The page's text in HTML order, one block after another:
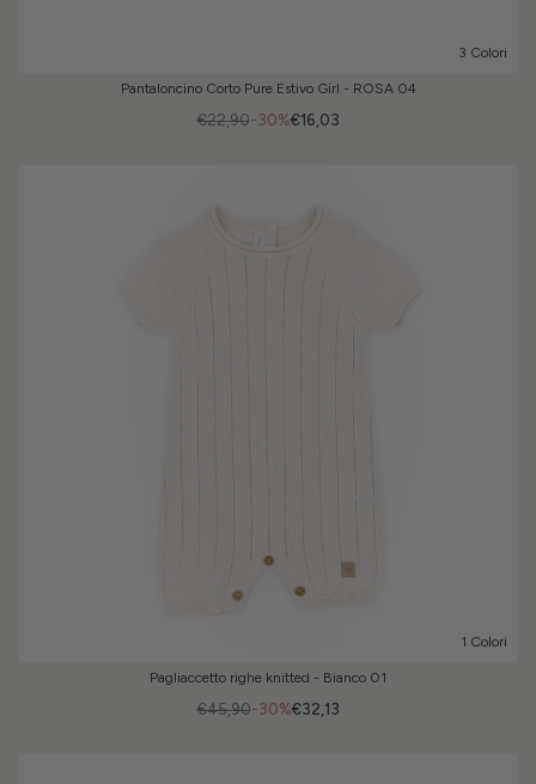
3 Colori
Pantaloncino Corto Pure Estivo Girl - ROSA 04
-30%
€22,90 €16,03
1 Colori
Pagliaccetto righe knitted - Bianco 01
-30%
€45,90 €32,13